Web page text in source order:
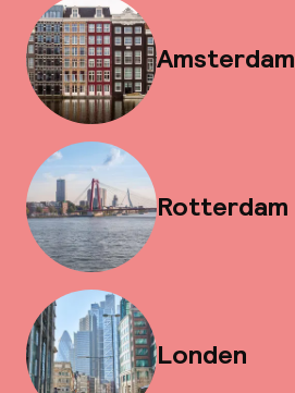
Amsterdam
Rotterdam
Londen